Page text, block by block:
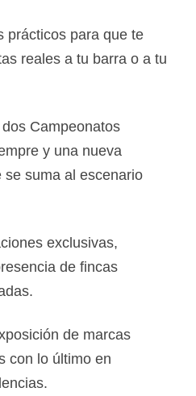
prácticos para que te
reales a tu barra o a tu
Campeonatos
y una nueva
se suma al escenario
exclusivas,
de fincas
de marcas
con lo último en